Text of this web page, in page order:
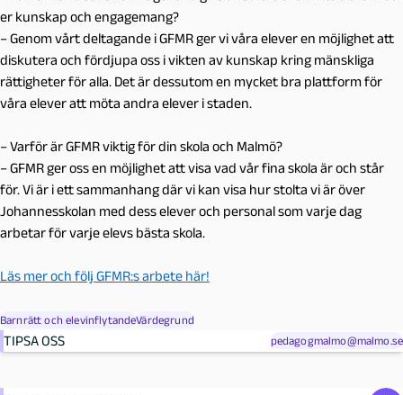
er kunskap och engagemang?
– Genom vårt deltagande i GFMR ger vi våra elever en möjlighet att
diskutera och fördjupa oss i vikten av kunskap kring mänskliga
rättigheter för alla. Det är dessutom en mycket bra plattform för
våra elever att möta andra elever i staden.
– Varför är GFMR viktig för din skola och Malmö?
– GFMR ger oss en möjlighet att visa vad vår fina skola är och står
för. Vi är i ett sammanhang där vi kan visa hur stolta vi är över
Johannesskolan med dess elever och personal som varje dag
arbetar för varje elevs bästa skola.
Läs mer och följ GFMR:s arbete här!
Barnrätt och elevinflytandeVärdegrund
TIPSA OSS pedagogmalmo@malmo.se